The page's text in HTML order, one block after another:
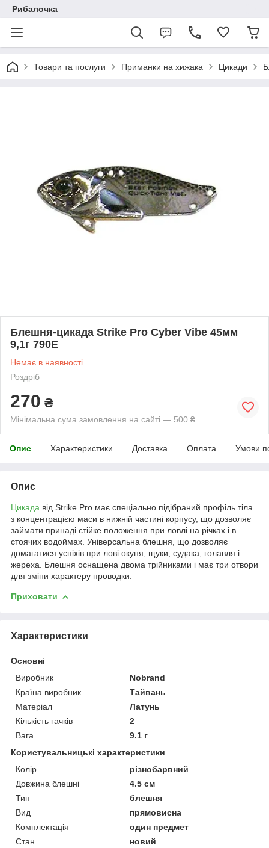
Рибалочка
Товари та послуги Приманки на хижака Цикади
Блешня-цикада Strike Pro Cyber ​​Vibe 45мм
9,1г 790E
Немає в наявності
Роздріб
270 ₴
Мінімальна сума замовлення на сайті — 500 ₴
Опис Характеристики Доставка Оплата Умови
Опис
Цикада від Strike Pro має спеціально підібраний профіль тіла
з концентрацією маси в нижній частині корпусу, що дозволяє
займати принаді стійке положення при ловлі на річках і в
стоячих водоймах. Універсальна блешня, що дозволяє
домагатися успіхів при лові окуня, щуки, судака, голавля і
жереха. Блешня оснащена двома трійниками і має три отвори
для зміни характеру проводки.
Приховати
Характеристики
Основні
Виробник
Nobrand
Країна виробник
Тайвань
Матеріал
Латунь
Кількість гачків
2
Вага
9.1 г
Користувальницькі характеристики
Колір
різнобарвний
Довжина блешні
4.5 см
Тип
блешня
Вид
прямовисна
Комплектація
один предмет
Стан
новий